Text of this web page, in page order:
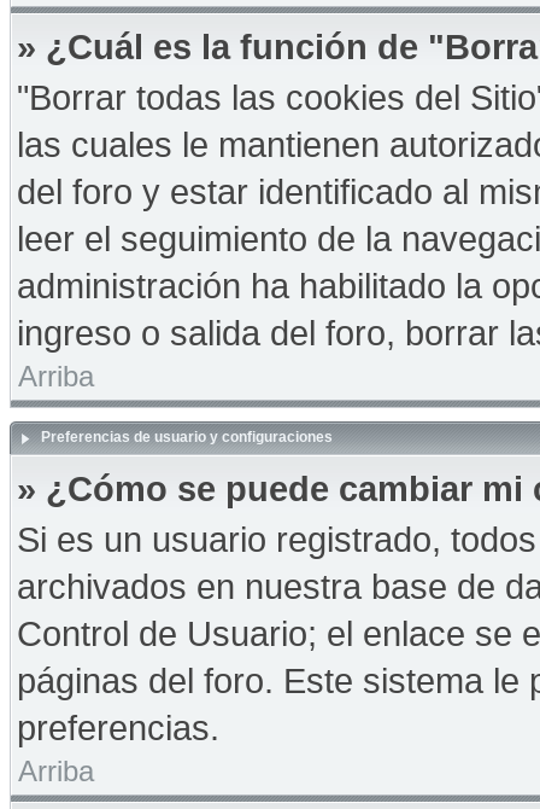
» ¿Cuál es la función de
"Borrar todas las cookies del
las cuales le mantienen
del foro y estar identificado al
leer el seguimiento de la
administración ha habilitado la
ingreso o salida del foro, borrar
Arriba
Preferencias de usuario y configuraciones
» ¿Cómo se puede cambiar
Si es un usuario registrado,
archivados en nuestra base de
Control de Usuario; el enlace se
páginas del foro. Este sistema
preferencias.
Arriba